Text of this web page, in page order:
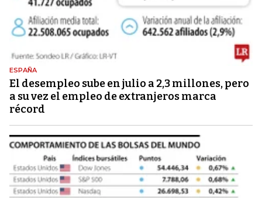
ESPAÑA
El desempleo sube en julio a 2,3 millones, pero
a su vez el empleo de extranjeros marca
récord